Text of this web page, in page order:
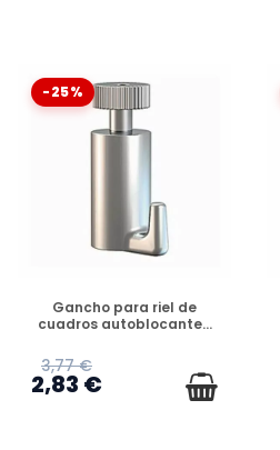
-25%
DISPONIBLE
Gancho para riel de
cuadros autoblocante...
3,77 €
2,83 €